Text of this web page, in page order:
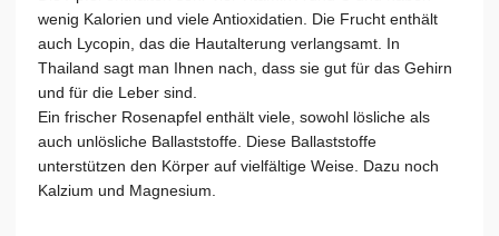
wenig Kalorien und viele Antioxidatien. Die Frucht enthält
auch Lycopin, das die Hautalterung verlangsamt. In
Thailand sagt man Ihnen nach, dass sie gut für das Gehirn
und für die Leber sind.
Ein frischer Rosenapfel enthält viele, sowohl lösliche als
auch unlösliche Ballaststoffe. Diese Ballaststoffe
unterstützen den Körper auf vielfältige Weise. Dazu noch
Kalzium und Magnesium.